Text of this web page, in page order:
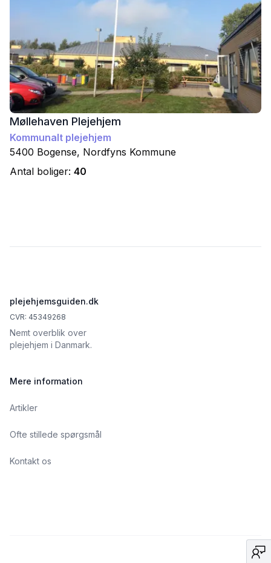
Møllehaven Plejehjem
Kommunalt plejehjem
5400 Bogense, Nordfyns Kommune
Antal boliger: 40
plejehjemsguiden.dk
CVR: 45349268
Nemt overblik over
plejehjem i Danmark.
Mere information
Artikler
Ofte stillede spørgsmål
Kontakt os